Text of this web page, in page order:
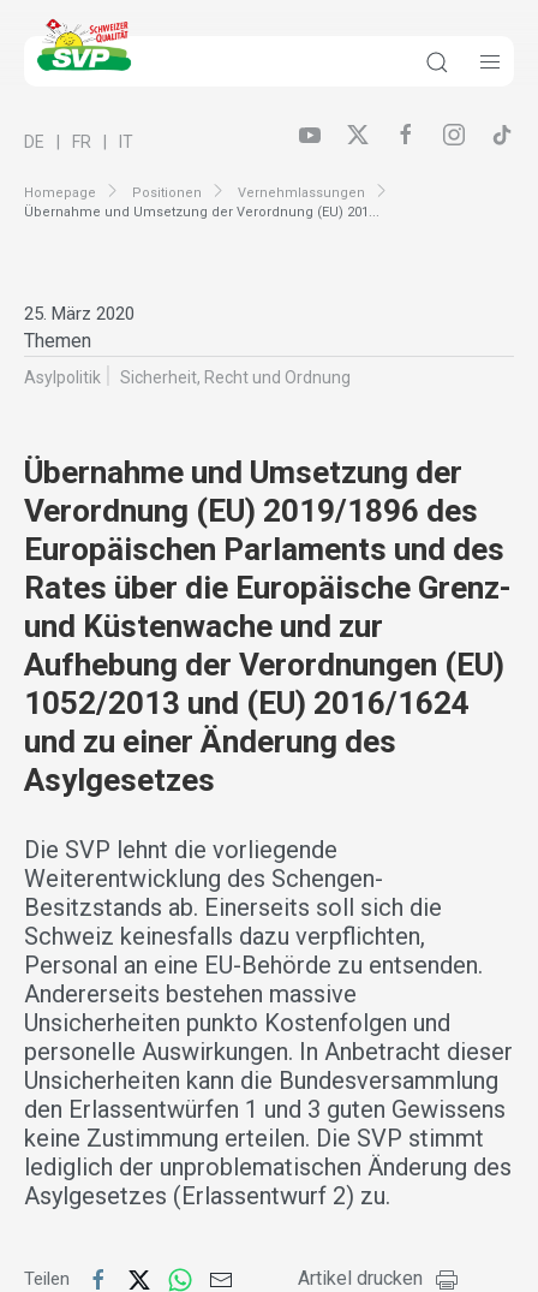
Homepage Positionen
Vernehmlassungen
Übernahme und Umsetzung der Verordnung (EU) 201...
DE FR IT
25. März 2020
Themen
Asylpolitik Sicherheit, Recht und Ordnung
Übernahme und Umsetzung der
Verordnung (EU) 2019/1896 des
Europäischen Parlaments und des
Rates über die Europäische Grenz-
und Küstenwache und zur
Aufhebung der Verordnungen (EU)
1052/2013 und (EU) 2016/1624
und zu einer Änderung des
Asylgesetzes
Die SVP lehnt die vorliegende
Weiterentwicklung des Schengen-
Besitzstands ab. Einerseits soll sich die
Schweiz keinesfalls dazu verpflichten,
Personal an eine EU-Behörde zu entsenden.
Andererseits bestehen massive
Unsicherheiten punkto Kostenfolgen und
personelle Auswirkungen. In Anbetracht dieser
Unsicherheiten kann die Bundesversammlung
den Erlassentwürfen 1 und 3 guten Gewissens
keine Zustimmung erteilen. Die SVP stimmt
lediglich der unproblematischen Änderung des
Asylgesetzes (Erlassentwurf 2) zu.
Teilen Artikel drucken